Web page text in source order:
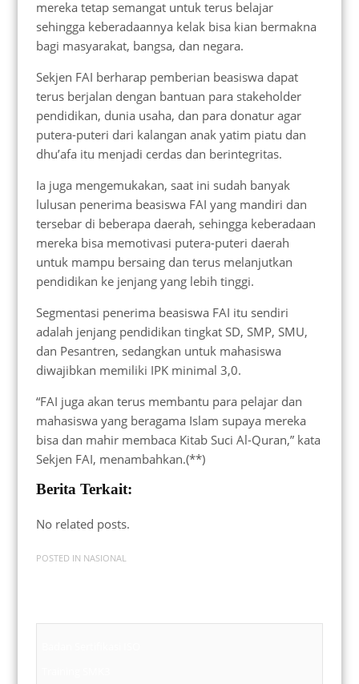
mereka tetap semangat untuk terus belajar
sehingga keberadaannya kelak bisa kian bermakna
bagi masyarakat, bangsa, dan negara.
Sekjen FAI berharap pemberian beasiswa dapat
terus berjalan dengan bantuan para stakeholder
pendidikan, dunia usaha, dan para donatur agar
putera-puteri dari kalangan anak yatim piatu dan
dhu’afa itu menjadi cerdas dan berintegritas.
Ia juga mengemukakan, saat ini sudah banyak
lulusan penerima beasiswa FAI yang mandiri dan
tersebar di beberapa daerah, sehingga keberadaan
mereka bisa memotivasi putera-puteri daerah
untuk mampu bersaing dan terus melanjutkan
pendidikan ke jenjang yang lebih tinggi.
Segmentasi penerima beasiswa FAI itu sendiri
adalah jenjang pendidikan tingkat SD, SMP, SMU,
dan Pesantren, sedangkan untuk mahasiswa
diwajibkan memiliki IPK minimal 3,0.
“FAI juga akan terus membantu para pelajar dan
mahasiswa yang beragama Islam supaya mereka
bisa dan mahir membaca Kitab Suci Al-Quran,” kata
Sekjen FAI, menambahkan.(**)
Berita Terkait:
No related posts.
POSTED IN NASIONAL